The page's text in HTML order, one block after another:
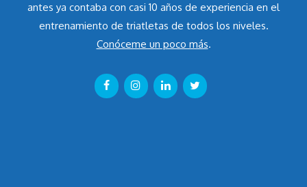
antes ya contaba con casi 10 años de experiencia en el
entrenamiento de triatletas de todos los niveles.
Conóceme un poco más.